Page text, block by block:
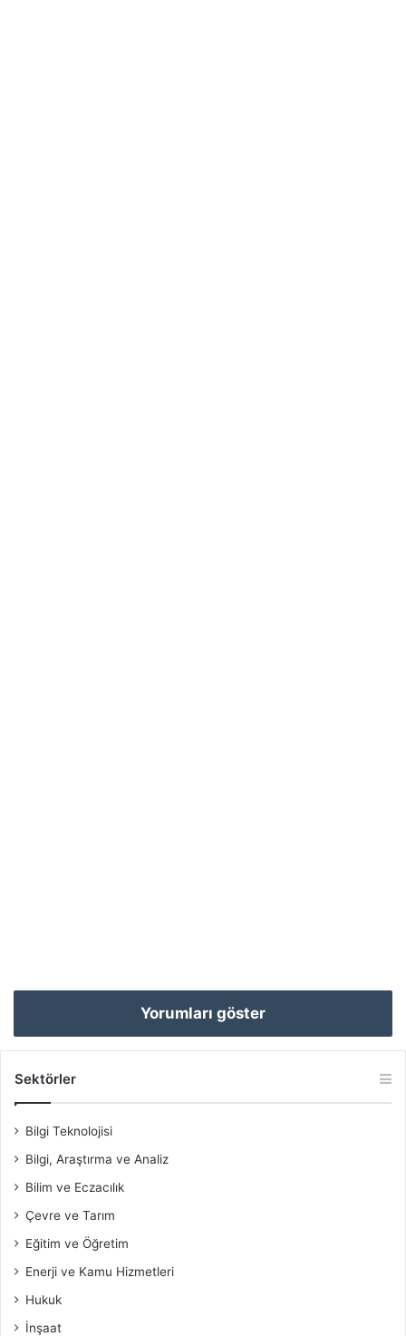
Yorumları göster
Sektörler
Bilgi Teknolojisi
Bilgi, Araştırma ve Analiz
Bilim ve Eczacılık
Çevre ve Tarım
Eğitim ve Öğretim
Enerji ve Kamu Hizmetleri
Hukuk
İnşaat